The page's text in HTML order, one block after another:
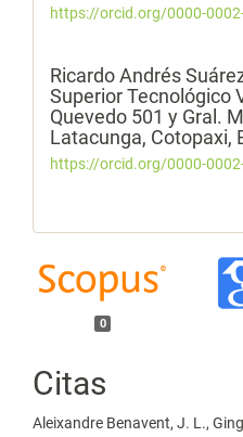
https://orcid.org/0000-
Ricardo Andrés
Superior Tecnológico
Quevedo 501 y Gral.
Latacunga, Cotopaxi,
https://orcid.org/0000-
0
Citas
Aleixandre Benavent, J. L.,